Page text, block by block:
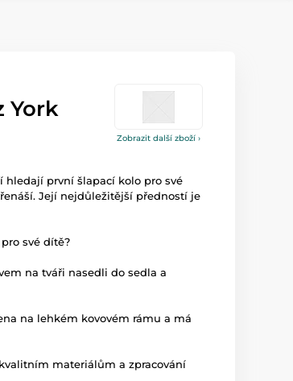
Zobrazit další zboží ›
York
hledají první šlapací kolo pro své
Její nejdůležitější předností je
své dítě?
na tváři nasedli do sedla a
na lehkém kovovém rámu a má
materiálům a zpracování